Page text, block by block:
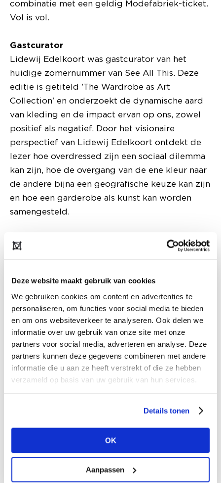
Deze website maakt gebruik van cookies
We gebruiken cookies om content en advertenties te
personaliseren, om functies voor social media te bieden
en om ons websiteverkeer te analyseren. Ook delen we
informatie over uw gebruik van onze site met onze
partners voor social media, adverteren en analyse. Deze
partners kunnen deze gegevens combineren met andere
informatie die u aan ze heeft verstrekt of die ze hebben
verzameld op basis van uw gebruik van hun services.
Details tonen
OK
Aanpassen
combinatie met een geldig Modefabriek-ticket.
Vol is vol.
Gastcurator
Lidewij Edelkoort was gastcurator van het
huidige zomernummer van See All This. Deze
editie is getiteld 'The Wardrobe as Art
Collection' en onderzoekt de dynamische aard
van kleding en de impact ervan op ons, zowel
positief als negatief. Door het visionaire
perspectief van Lidewij Edelkoort ontdekt de
lezer hoe overdressed zijn een sociaal dilemma
kan zijn, hoe de overgang van de ene kleur naar
de andere bijna een geografische keuze kan zijn
en hoe een garderobe als kunst kan worden
samengesteld.
Van koers veranderen
invloedrijke vrouwen wereldwijd. Tien jaar
geleden publiceerde zij haar beroemde
Anti_Fashion Manifest, waarin ze de
modewereld oproept om van koers te